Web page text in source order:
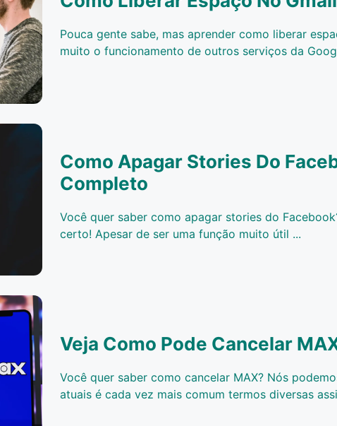
Pouca gente sabe, mas aprender como liberar
muito o funcionamento de outros serviços da
Como Apagar Stories Do
Completo
Você quer saber como apagar stories do
certo! Apesar de ser uma função muito útil ...
Veja Como Pode Cancelar
Você quer saber como cancelar MAX? Nós
atuais é cada vez mais comum termos diversas